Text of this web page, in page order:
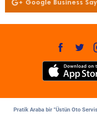
Google Business
Pratik Araba bir "Üstün Oto